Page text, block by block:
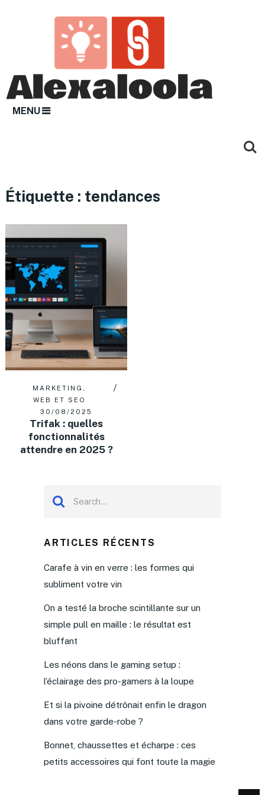
MENU
Étiquette : tendances
MARKETING ,
WEB ET SEO
30/08/2025
Trifak : quelles
fonctionnalités
attendre en 2025 ?
ARTICLES RÉCENTS
Carafe à vin en verre : les formes qui
subliment votre vin
On a testé la broche scintillante sur un
simple pull en maille : le résultat est
bluffant
Les néons dans le gaming setup :
l’éclairage des pro-gamers à la loupe
Et si la pivoine détrônait enfin le dragon
dans votre garde-robe ?
Bonnet, chaussettes et écharpe : ces
petits accessoires qui font toute la magie